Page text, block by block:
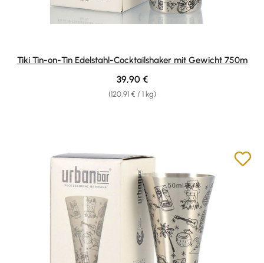
Tiki Tin-on-Tin Edelstahl-Cocktailshaker mit Gewicht 750m
(120,91 € / 1 kg)
Regulärer Preis:
39,90 €